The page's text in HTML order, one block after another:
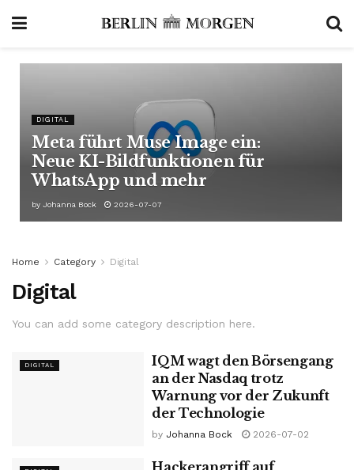
DIGITAL
Meta führt Muse Image ein:
Neue KI-Bildfunktionen für
WhatsApp und mehr
by Johanna Bock 2026-07-07
Home Category Digital
Digital
You can add some category description here.
DIGITAL
IQM wagt den Börsengang
an der Nasdaq trotz
Warnung vor der Zukunft
der Technologie
by Johanna Bock 2026-07-02